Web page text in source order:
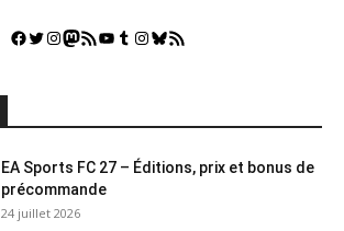
Facebook
Twitter
Instagram
Mastodon
Flux RSSYouTube
Tumblr
Instagram
Bluesky
GestGame
EA Sports FC 27 – Éditions, prix et bonus de
précommande
24 juillet 2026